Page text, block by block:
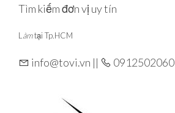
Skip
content
Tìm kiếm đơn vị uy tín
L àmtại Tp.HCM
info@tovi.vn || 0912502060